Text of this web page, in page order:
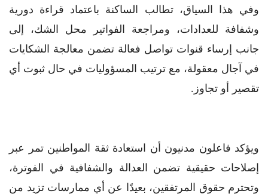
وفي هذا السياق، تطالب الساكنة باعتماد قراءة دورية
وشفافة للعدادات، ومراجعة الفواتير محل الشك، إلى
جانب إرساء قنوات تواصل فعالة تضمن معالجة الشكايات
في آجال معقولة، مع ترتيب المسؤوليات في حال ثبوت أي
تقصير أو تجاوز.
ويؤكد فاعلون مدنيون أن استعادة ثقة المواطنين تمر عبر
إصلاحات حقيقية تضمن العدالة والشفافية في الفوترة،
وتحترم حقوق المرتفقين، بعيدًا عن أي ممارسات تزيد من